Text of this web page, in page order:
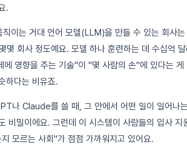
.
직이는 거대 언어 모델(LLM)을 만들 수 있는 회
회사 정도예요. 모델 하나 훈련하는 데 수십억 달
영향을 주는 기술"이 "몇 사람의 손"에 있다는 게
하다는 비유죠.
나 Claude를 쓸 때, 그 안에서 어떤 일이 일어나
비밀이에요. 그런데 이 시스템이 사람들의 입사
모르는 사회"가 점점 가까워지고 있어요.